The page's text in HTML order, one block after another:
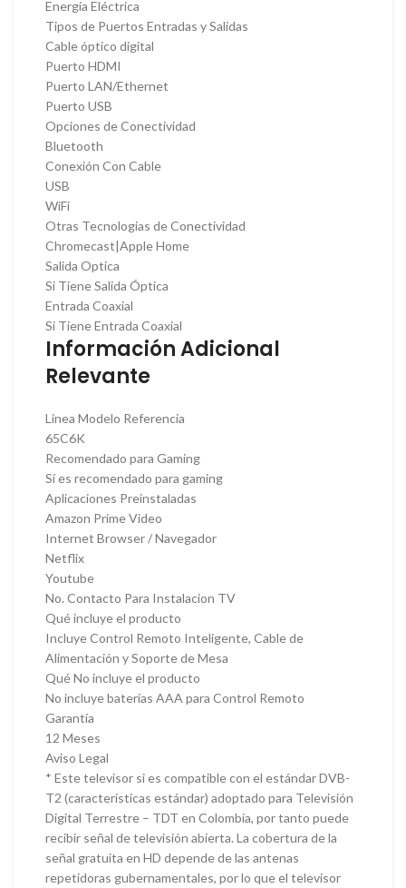
Energía Eléctrica
Tipos de Puertos Entradas y Salidas
Cable óptico digital
Puerto HDMI
Puerto LAN/Ethernet
Puerto USB
Opciones de Conectividad
Bluetooth
Conexión Con Cable
USB
WiFi
Otras Tecnologias de Conectividad
Chromecast|Apple Home
Salida Optica
Si Tiene Salida Óptica
Entrada Coaxial
Si Tiene Entrada Coaxial
Información Adicional
Relevante
Linea Modelo Referencia
65C6K
Recomendado para Gaming
Sí es recomendado para gaming
Aplicaciones Preinstaladas
Amazon Prime Video
Internet Browser / Navegador
Netflix
Youtube
No. Contacto Para Instalacion TV
Qué incluye el producto
Incluye Control Remoto Inteligente, Cable de
Alimentación y Soporte de Mesa
Qué No incluye el producto
No incluye baterías AAA para Control Remoto
Garantía
12 Meses
Aviso Legal
* Este televisor si es compatible con el estándar DVB-
T2 (características estándar) adoptado para Televisión
Digital Terrestre – TDT en Colombia, por tanto puede
recibir señal de televisión abierta. La cobertura de la
señal gratuita en HD depende de las antenas
repetidoras gubernamentales, por lo que el televisor